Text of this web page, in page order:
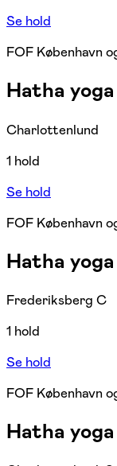
Se hold
FOF København
Hatha
Charlottenlund
1 hold
Se hold
FOF København
Hatha
Frederiksberg C
1 hold
Se hold
FOF København
Hatha